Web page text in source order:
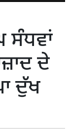
ਸੰਧਵਾਂ
ਦੇ
ਦੁੱਖ